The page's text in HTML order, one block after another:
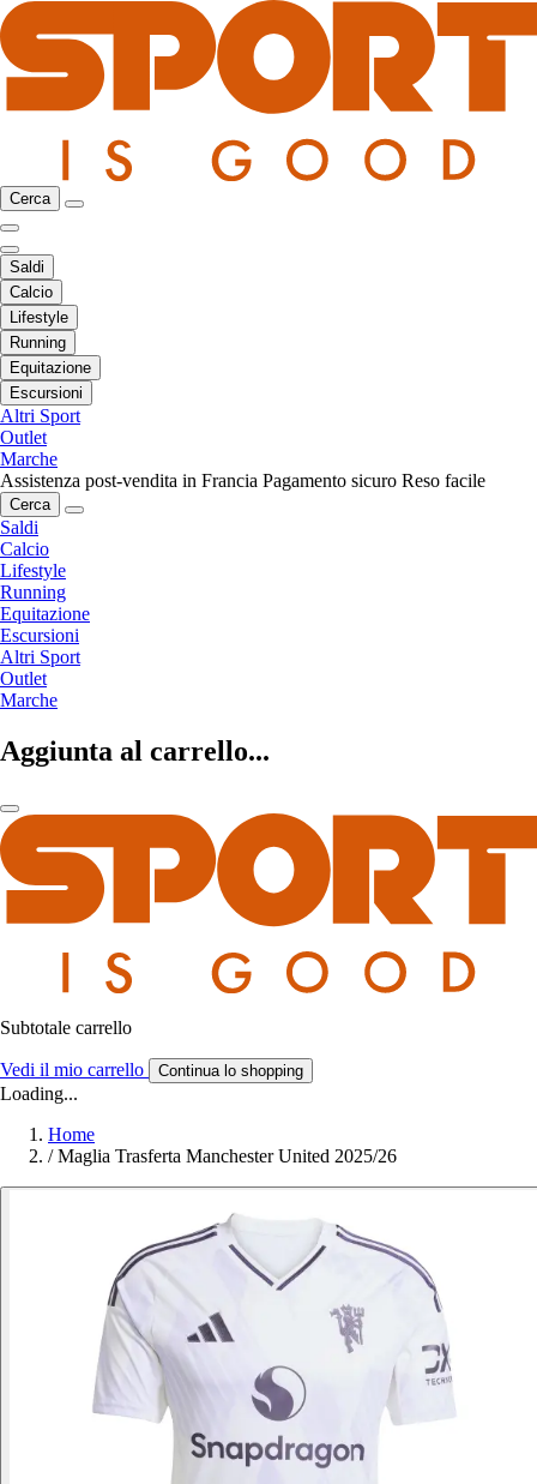
Cerca
Saldi
Calcio
Lifestyle
Running
Equitazione
Escursioni
Altri Sport
Outlet
Marche
Assistenza post-vendita in Francia Pagamento sicuro Reso facile
Cerca
Saldi
Calcio
Lifestyle
Running
Equitazione
Escursioni
Altri Sport
Outlet
Marche
Aggiunta al carrello...
Subtotale carrello
Vedi il mio carrello Continua lo shopping
Loading...
Home
/ Maglia Trasferta Manchester United 2025/26